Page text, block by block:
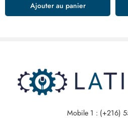
Ajouter au panier
Mobile 1 : (+216)